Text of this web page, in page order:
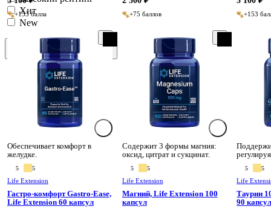
Омега 3
Пажитник
Родиола
Цистин
Хит
New
Применить
+153 балла +75 баллов +153
Обеспечивает комфорт в
желудке.
5 5
Life Extension
Гастро-комфорт Gastro-Ease,
Life Extension 60 капсул
Содержит 3 формы магния:
оксид, цитрат и сукцинат.
5 5
Life Extension
Магний, Life Extension 100
капсул
натрия и
5 5
Life
Таурин
90